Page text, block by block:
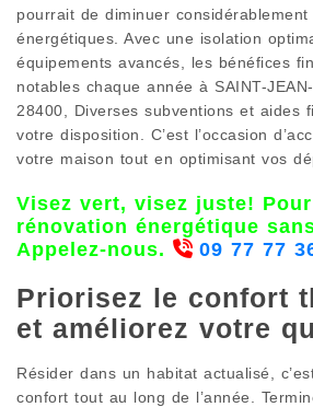
pourrait de diminuer
énergétiques. Avec une isolation
équipements avancés, les bénéfices
notables chaque année à SAINT-
28400, Diverses subventions et aides
votre disposition. C’est l’occasion
votre maison tout en optimisant vos
Visez vert, visez juste!
rénovation énergétique
Appelez-nous.
09 77 77
Priorisez le confort
et améliorez votre
Résider dans un habitat actualisé,
confort tout au long de l’année.